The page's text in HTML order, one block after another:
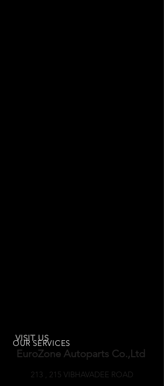
VISIT US
OUR SERVICES
EuroZone Autoparts Co.,Ltd
213 , 215 VIBHAVADEE ROAD